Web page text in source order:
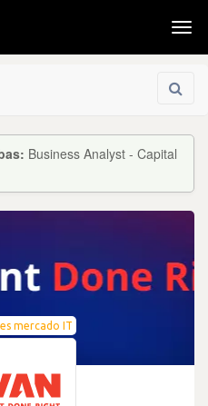
Business Analyst - Capital
mercado IT